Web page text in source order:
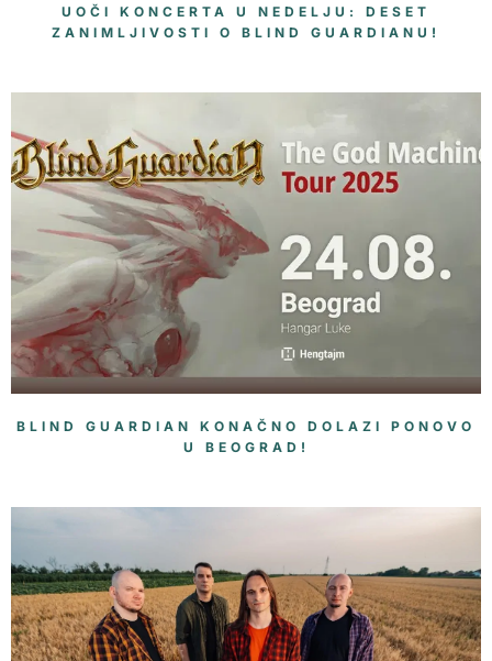
UOČI KONCERTA U NEDELJU: DESET
ZANIMLJIVOSTI O BLIND GUARDIANU!
BLIND GUARDIAN KONAČNO DOLAZI PONOVO
U BEOGRAD!